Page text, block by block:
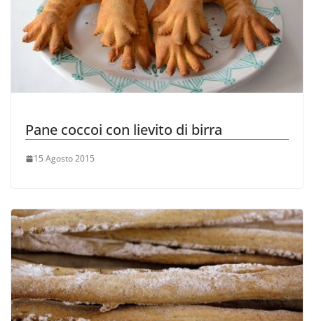
Pane coccoi con lievito di birra
15 Agosto 2015